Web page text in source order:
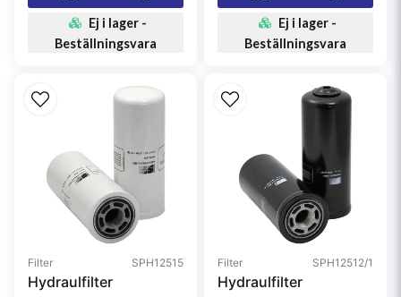
Ej i lager -
Beställningsvara
Ej i lager -
Beställningsvara
Filter SPH12515
Hydraulfilter
Filter SPH12512/1
Hydraulfilter